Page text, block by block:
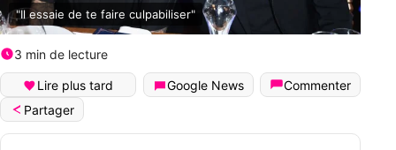
"Il essaie de te faire culpabiliser"
3 min de lecture
Lire plus tard Google News
Commenter
Partager